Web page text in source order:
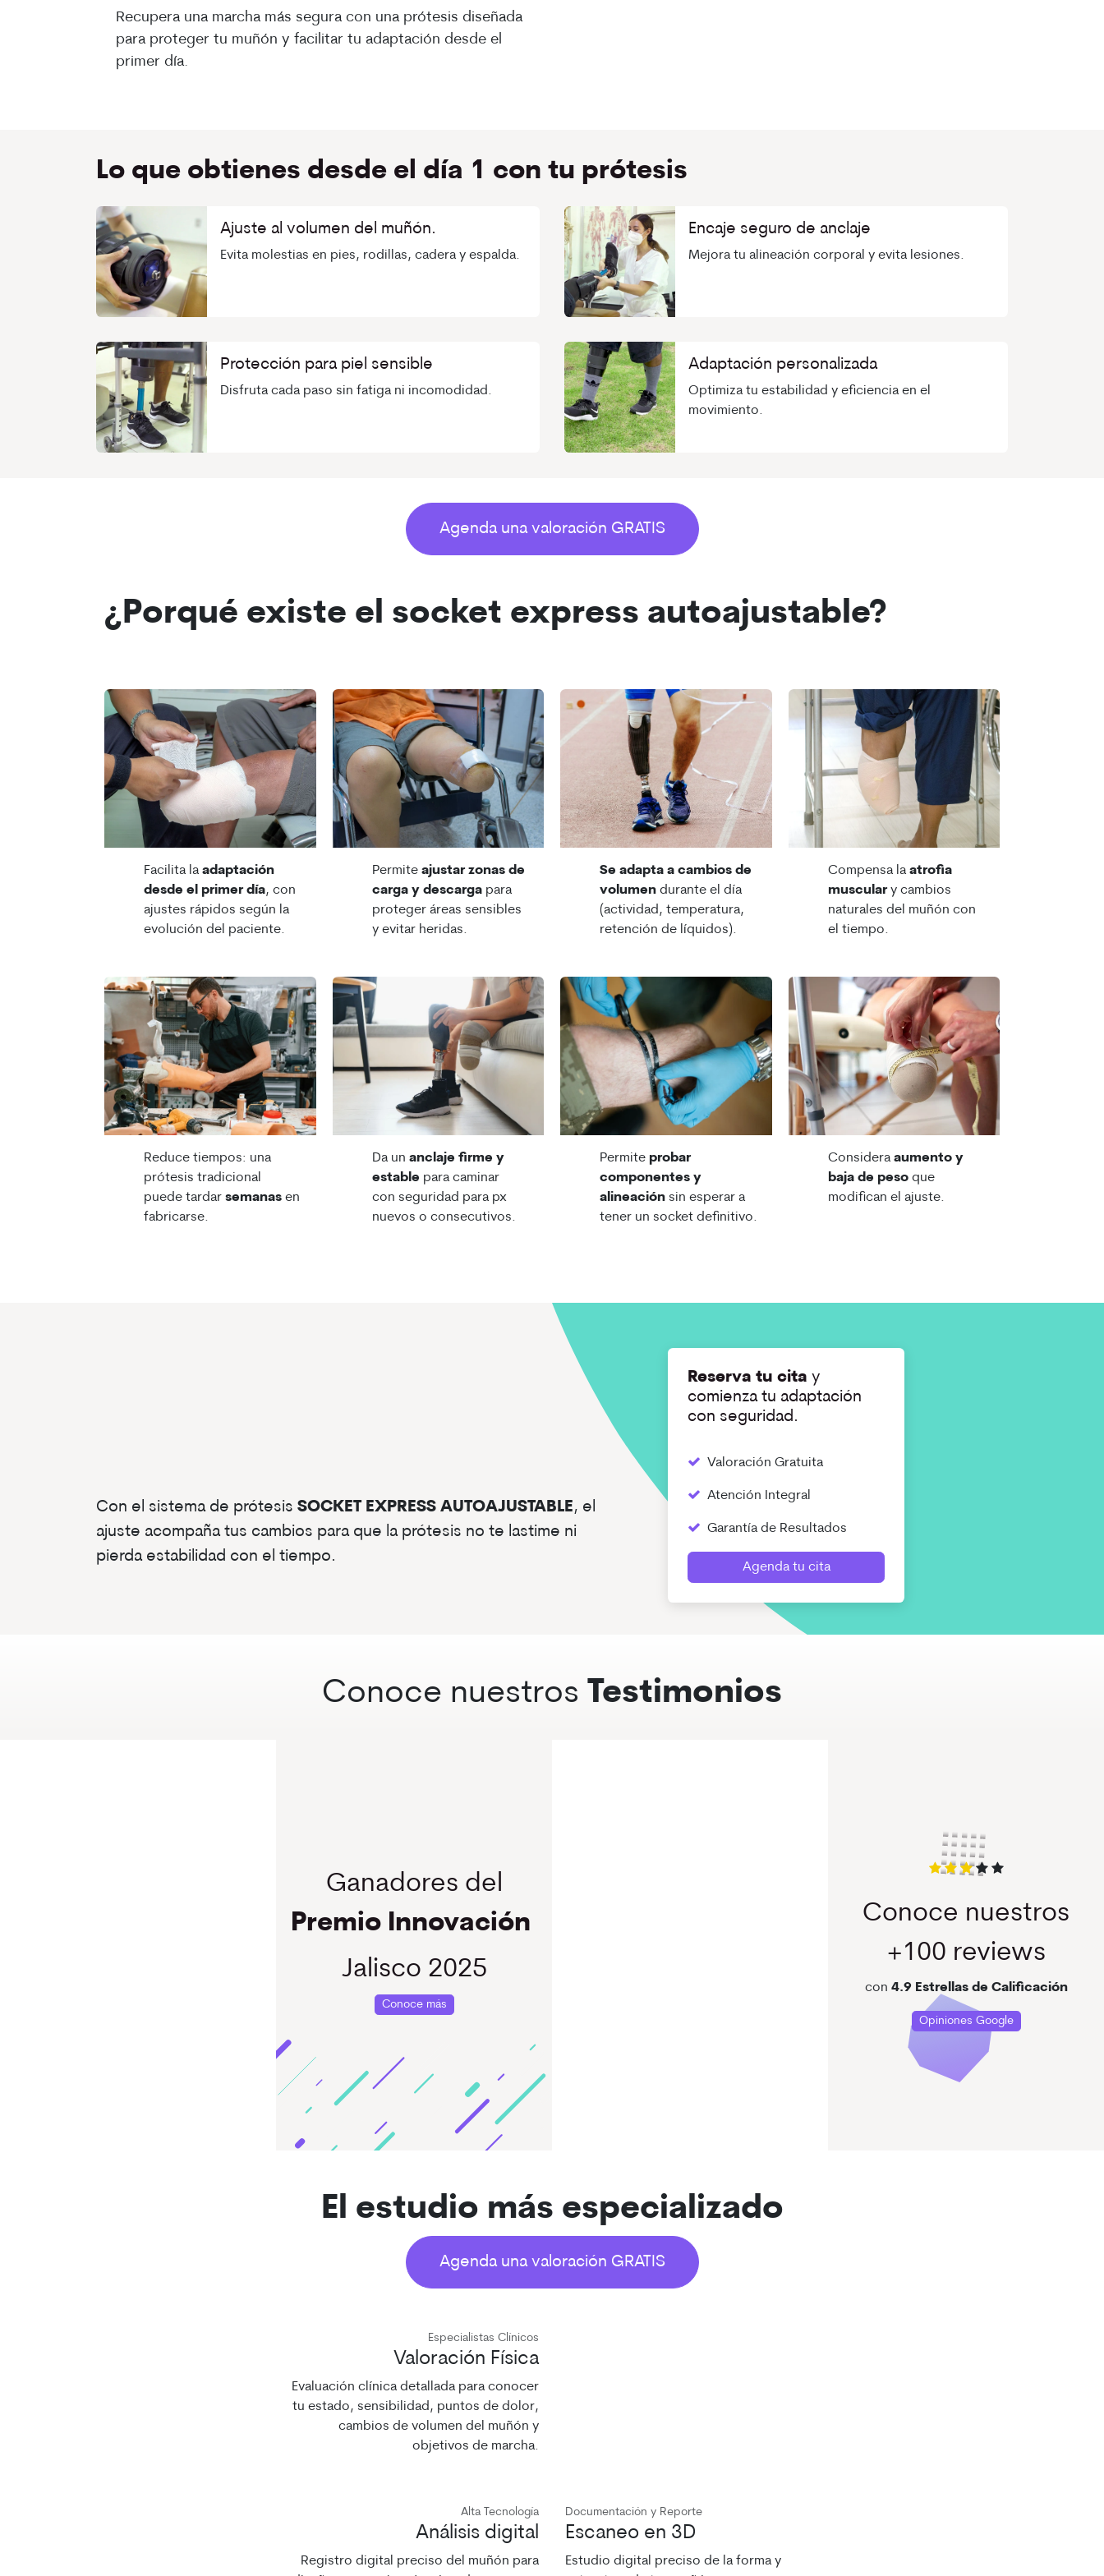
Recupera una marcha más segura con una prótesis diseñada
para proteger tu muñón y facilitar tu adaptación desde el
primer día.
Lo que obtienes desde el día 1 con tu prótesis
Ajuste al volumen del muñón.
Evita molestias en pies, rodillas, cadera y espalda.
Encaje seguro de anclaje
Mejora tu alineación corporal y evita lesiones.
Protección para piel sensible
Disfruta cada paso sin fatiga ni incomodidad.
Adaptación personalizada
Optimiza tu estabilidad y eficiencia en el
movimiento.
Agenda una valoración GRATIS
Facilita la adaptación
desde el primer día, con
ajustes rápidos según la
evolución del paciente.
Permite ajustar zonas de
carga y descargapara
proteger áreas sensibles
y evitar heridas.
Se adapta a cambios de
volumen durante el día
(actividad, temperatura,
retención de líquidos).
Compensa la atrofia
musculary cambios
naturales del muñón con
el tiempo.
¿Porqué existe el socket express autoajustable?
Da un anclaje firme y
estable para caminar
con seguridad para px
nuevos o consecutivos.
Permite probar
componentes y
alineación sin esperar a
tener un socket definitivo.
Considera aumento y
baja de pesoque
modifican el ajuste.
Reduce tiempos: una
prótesis tradicional
puede tardar semanas en
fabricarse.
Con el sistema de prótesis SOCKET EXPRESS AUTOAJUSTABLE, el
ajuste acompaña tus cambios para que la prótesis no te lastime ni
pierda estabilidad con el tiempo.
Reserva tu cita y
comienza tu adaptación
con seguridad.
Valoración Gratuita
Atención Integral
Garantía de Resultados
Agenda tu cita
Conoce nuestros Testimonios
Ganadores del
Premio Innovación
Jalisco 2025
Conoce más
Conoce nuestros
+100 reviews
con 4.9 Estrellasde Calificación
Opiniones Google
El estudio más especializado
Agenda una valoración GRATIS
Especialistas Clínicos
Valoración Física
Evaluación clínica detallada para conocer
tu estado, sensibilidad, puntos de dolor,
cambios de volumen del muñón y
objetivos de marcha.
Alta Tecnología
Análisis digital
Registro digital preciso del muñón para
Documentación y Reporte
Escaneo en 3D
Estudio digital preciso de la forma y